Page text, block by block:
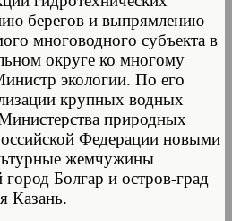
берегов и выпрямлению
многоводного субъекта в
округе ко многому
экологии. По его
крупных водных
природных
Федерации новыми
жемчужины
Болгар и остров-град
Казань.